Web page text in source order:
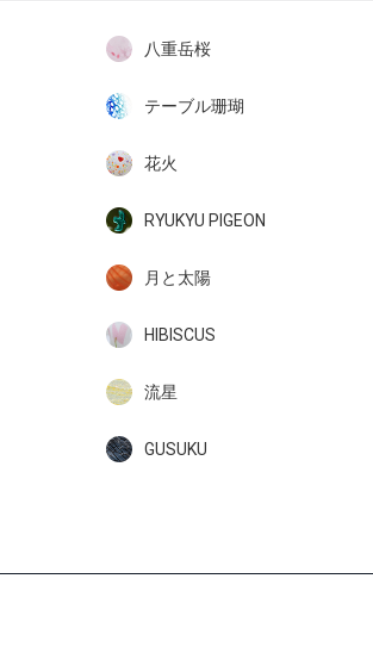
八重岳桜
テーブル珊瑚
花火
RYUKYU PIGEON
月と太陽
HIBISCUS
流星
GUSUKU